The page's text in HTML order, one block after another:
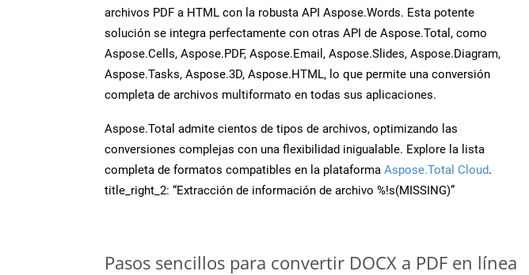
archivos PDF a HTML con la robusta API Aspose.Words. Esta potente
solución se integra perfectamente con otras API de Aspose.Total, como
Aspose.Cells, Aspose.PDF, Aspose.Email, Aspose.Slides, Aspose.Diagram,
Aspose.Tasks, Aspose.3D, Aspose.HTML, lo que permite una conversión
completa de archivos multiformato en todas sus aplicaciones.
Aspose.Total admite cientos de tipos de archivos, optimizando las
conversiones complejas con una flexibilidad inigualable. Explore la lista
completa de formatos compatibles en la plataforma Aspose.Total Cloud.
title_right_2: “Extracción de información de archivo %!s(MISSING)”
Pasos sencillos para convertir DOCX a PDF en línea